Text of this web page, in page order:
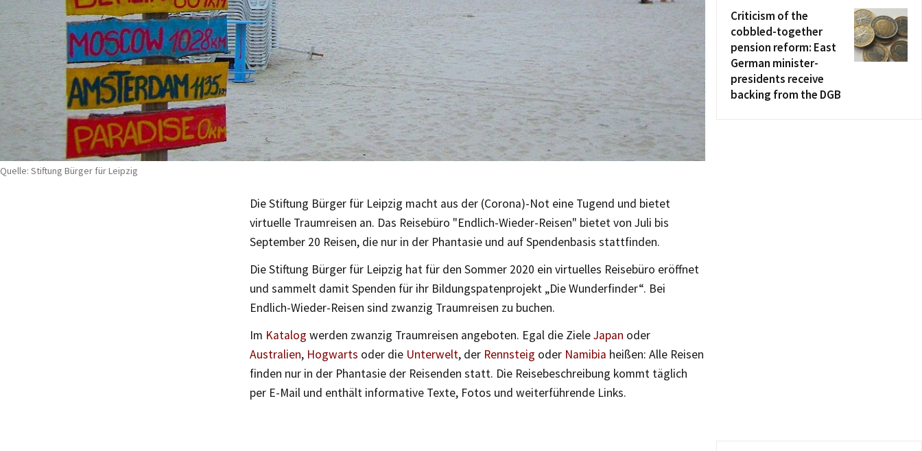
Quelle: Stiftung Bürger für Leipzig
Die Stiftung Bürger für Leipzig macht aus der (Corona)-Not eine Tugend und bietet
virtuelle Traumreisen an. Das Reisebüro "Endlich-Wieder-Reisen" bietet von Juli bis
September 20 Reisen, die nur in der Phantasie und auf Spendenbasis stattfinden.
Die Stiftung Bürger für Leipzig hat für den Sommer 2020 ein virtuelles Reisebüro eröffnet
und sammelt damit Spenden für ihr Bildungspatenprojekt „Die Wunderfinder“. Bei
Endlich-Wieder-Reisen sind zwanzig Traumreisen zu buchen.
Im Katalog werden zwanzig Traumreisen angeboten. Egal die ZieleJapan oder
Australien, Hogwarts oder die Unterwelt, der Rennsteig oder Namibia heißen: Alle Reisen
finden nur in der Phantasie der Reisenden statt. Die Reisebeschreibung kommt täglich
per E-Mail und enthält informative Texte, Fotos und weiterführende Links.
Criticism of the
cobbled-together
pension reform: East
German minister-
presidents receive
backing from the DGB